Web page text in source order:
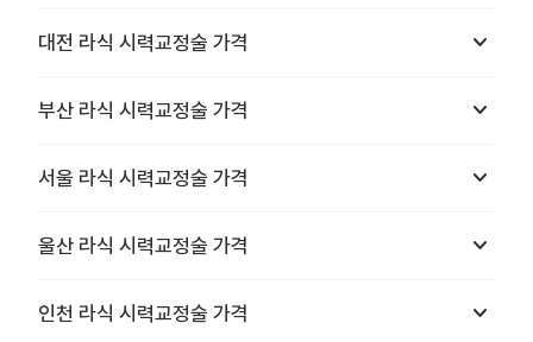
대전 라식 시력교정술 가격 keyboard_arrow_down
부산 라식 시력교정술 가격 keyboard_arrow_down
서울 라식 시력교정술 가격 keyboard_arrow_down
울산 라식 시력교정술 가격 keyboard_arrow_down
인천 라식 시력교정술 가격 keyboard_arrow_down